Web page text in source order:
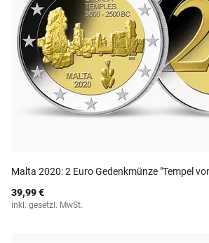
Malta 2020: 2 Euro Gedenkmünze "Tempel
39,99 €
inkl. gesetzl. MwSt.